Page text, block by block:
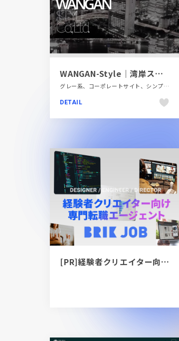
WANGAN-Style｜湾岸スタイル株式会社
グレー系、コーポレートサイト、シンプル、スタイリッシュ、テクノロジー・サイエンス、動画が流れる、金融・法律・人材・専門職
DETAIL
[PR]経験者クリエイター向け転職カウンセリング｜デザイナー / ディレクター / エンジニア